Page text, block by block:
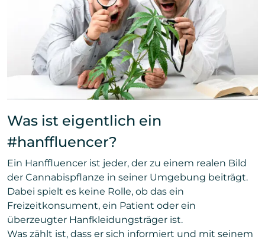
Was ist eigentlich ein
#hanffluencer?
Ein Hanffluencer ist jeder, der zu einem realen Bild
der Cannabispflanze in seiner Umgebung beiträgt.
Dabei spielt es keine Rolle, ob das ein
Freizeitkonsument, ein Patient oder ein
überzeugter Hanfkleidungsträger ist.
Was zählt ist, dass er sich informiert und mit seinem